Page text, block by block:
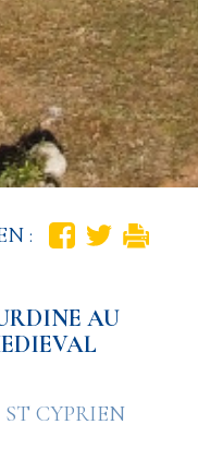
:
AU
ST CYPRIEN